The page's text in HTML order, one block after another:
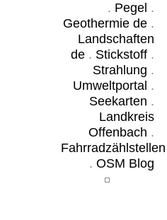
. Pegel .
Geothermie de.
Landschaften
de. Stickstoff.
Strahlung .
Umweltportal .
Seekarten .
Landkreis
Offenbach .
Fahrradzählstellen
. OSM Blog